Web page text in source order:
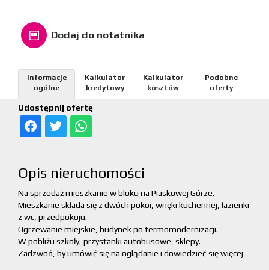
Dodaj do notatnika
Udostępnij ofertę
Informacje
ogólne
Kalkulator
kredytowy
Kalkulator
kosztów
Podobne
oferty
Opis nieruchomości
Na sprzedaż mieszkanie w bloku na Piaskowej Górze.
Mieszkanie składa się z dwóch pokoi, wnęki kuchennej, łazienki
z wc, przedpokoju.
Ogrzewanie miejskie, budynek po termomodernizacji.
W pobliżu szkoły, przystanki autobusowe, sklepy.
Zadzwoń, by umówić się na oglądanie i dowiedzieć się więcej